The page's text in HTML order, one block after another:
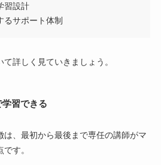
習設計
るサポート体制
詳しく見ていきましょう。
習できる
は、最初から最後まで専任の講師がマ
す。